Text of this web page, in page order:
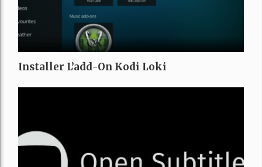
Installer L’add-On Kodi Loki